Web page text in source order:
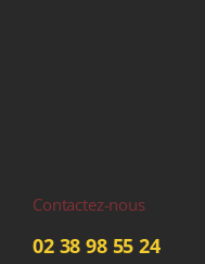
Contactez-nous
02 38 98 55 24